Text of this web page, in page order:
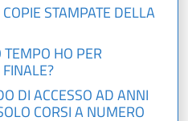
STAMPATE DELLA
HO PER
DI ACCESSO AD ANNI
CORSI A NUMERO